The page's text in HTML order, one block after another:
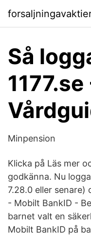
Så
1177.se
Minpension
Klicka på Läs mer
godkänna. Nu
7.28.0 eller
- Mobilt BankID -
barnet valt en
Mobilt BankID på